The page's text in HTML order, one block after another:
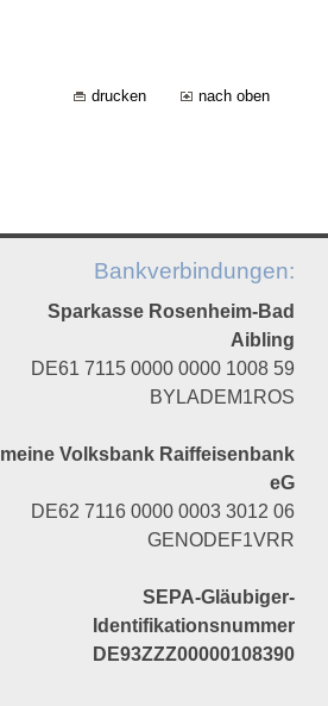
drucken nach oben
Bankverbindungen:
Sparkasse Rosenheim-Bad
Aibling
DE61 7115 0000 0000 1008 59
BYLADEM1ROS
meine Volksbank Raiffeisenbank
eG
DE62 7116 0000 0003 3012 06
GENODEF1VRR
SEPA-Gläubiger-
Identifikationsnummer
DE93ZZZ00000108390